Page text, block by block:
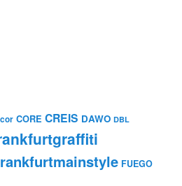
cor CORE CREIS DAWO DBL
FUEGO